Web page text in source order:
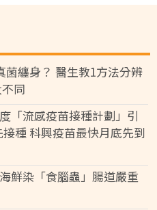
纏身？ 醫生教1方法分辨
同
「流感疫苗接種計劃」引
種 科興疫苗最快月底先到
鮮染「食腦蟲」腸道嚴重